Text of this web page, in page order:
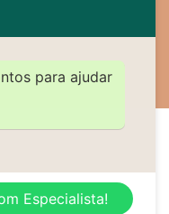
para ajudar
Especialista!